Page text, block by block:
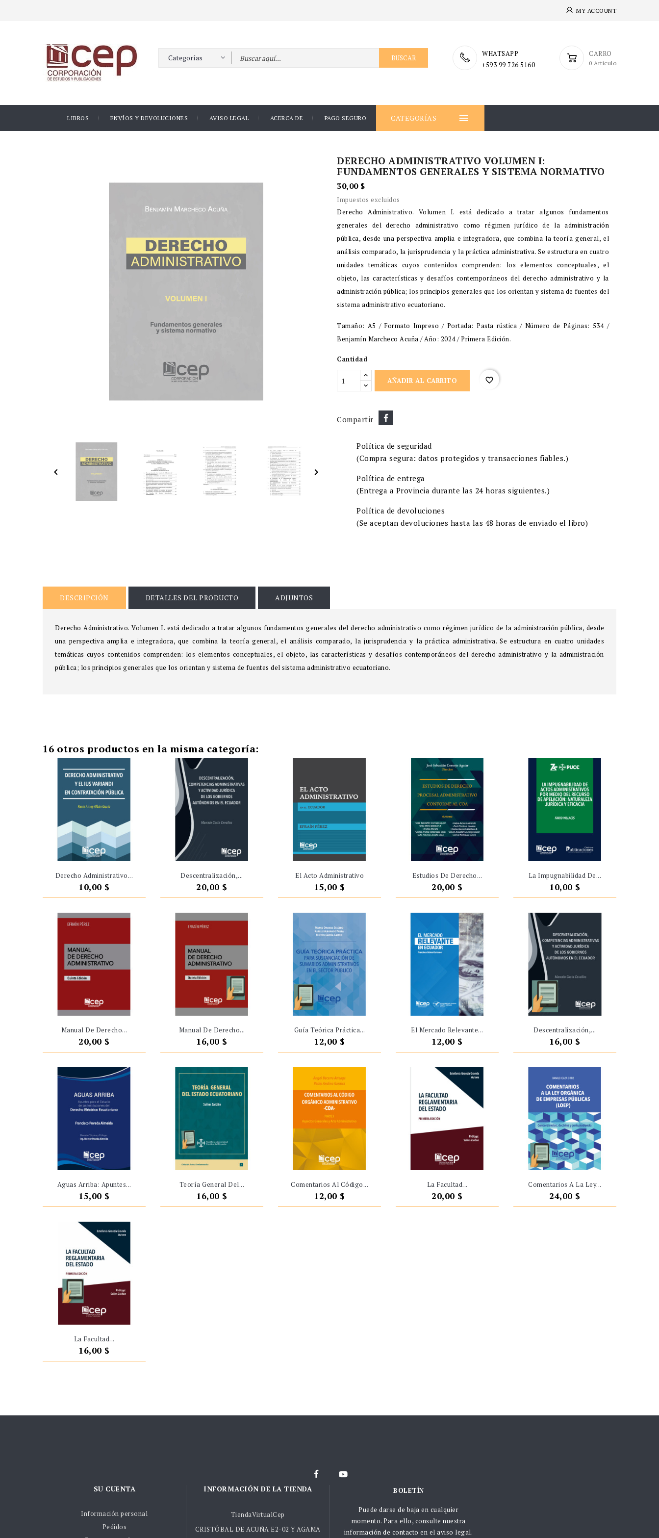
MY ACCOUNT
CARRO
0 Artículo
WHATSAPP
+593 99 726 5160
BUSCAR
LIBROS ENVÍOS Y DEVOLUCIONES AVISO LEGAL ACERCA DE PAGO SEGURO 
CATEGORÍAS
 
DERECHO ADMINISTRATIVO VOLUMEN I:
FUNDAMENTOS GENERALES Y SISTEMA NORMATIVO
30,00 $
Impuestos excluidos
Derecho Administrativo. Volumen I. está dedicado a tratar algunos fundamentos
generales del derecho administrativo como régimen jurídico de la administración
pública, desde una perspectiva amplia e integradora, que combina la teoría general, el
análisis comparado, la jurisprudencia y la práctica administrativa. Se estructura en cuatro
unidades temáticas cuyos contenidos comprenden: los elementos conceptuales, el
objeto, las características y desafíos contemporáneos del derecho administrativo y la
administración pública; los principios generales que los orientan y sistema de fuentes del
sistema administrativo ecuatoriano.
Tamaño: A5 / Formato Impreso / Portada: Pasta rústica / Número de Páginas: 534 /
Benjamín Marcheco Acuña / Año: 2024 / Primera Edición.
Cantidad
AÑADIR AL CARRITO favorite_border
Compartir
Política de seguridad
(Compra segura: datos protegidos y transacciones fiables.)
Política de entrega
(Entrega a Provincia durante las 24 horas siguientes.)
Política de devoluciones
(Se aceptan devoluciones hasta las 48 horas de enviado el libro)
DESCRIPCIÓN DETALLES DEL PRODUCTO ADJUNTOS
Derecho Administrativo. Volumen I. está dedicado a tratar algunos fundamentos generales del derecho administrativo como régimen jurídico de la administración pública, desde
una perspectiva amplia e integradora, que combina la teoría general, el análisis comparado, la jurisprudencia y la práctica administrativa. Se estructura en cuatro unidades
temáticas cuyos contenidos comprenden: los elementos conceptuales, el objeto, las características y desafíos contemporáneos del derecho administrativo y la administración
pública; los principios generales que los orientan y sistema de fuentes del sistema administrativo ecuatoriano.
16 otros productos en la misma categoría:
Derecho Administrativo...
Precio
10,00 $
Descentralización,...
Precio
20,00 $
El Acto Administrativo
Precio
15,00 $
Estudios De Derecho...
Precio
20,00 $
La Impugnabilidad De...
Precio
10,00 $
Manual De Derecho...
Precio
20,00 $
Manual De Derecho...
Precio
16,00 $
Guía Teórica Práctica...
Precio
12,00 $
El Mercado Relevante...
Precio
12,00 $
Descentralización,...
Precio
16,00 $
Aguas Arriba: Apuntes...
Precio
15,00 $
Teoría General Del...
Precio
16,00 $
Comentarios Al Código...
Precio
12,00 $
La Facultad...
Precio
20,00 $
Comentarios A La Ley...
Precio
24,00 $
La Facultad...
Precio
16,00 $
SU CUENTA
Información personal
Pedidos
INFORMACIÓN DE LA TIENDA
TiendaVirtualCep
CRISTÓBAL DE ACUÑA E2-02 Y AGAMA
BOLETÍN
Puede darse de baja en cualquier
momento. Para ello, consulte nuestra
información de contacto en el aviso legal.